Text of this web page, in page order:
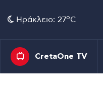
Ηράκλειο: 27oC
CretaOne TV